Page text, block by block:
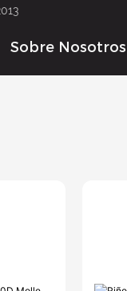
Sobre Nosotros